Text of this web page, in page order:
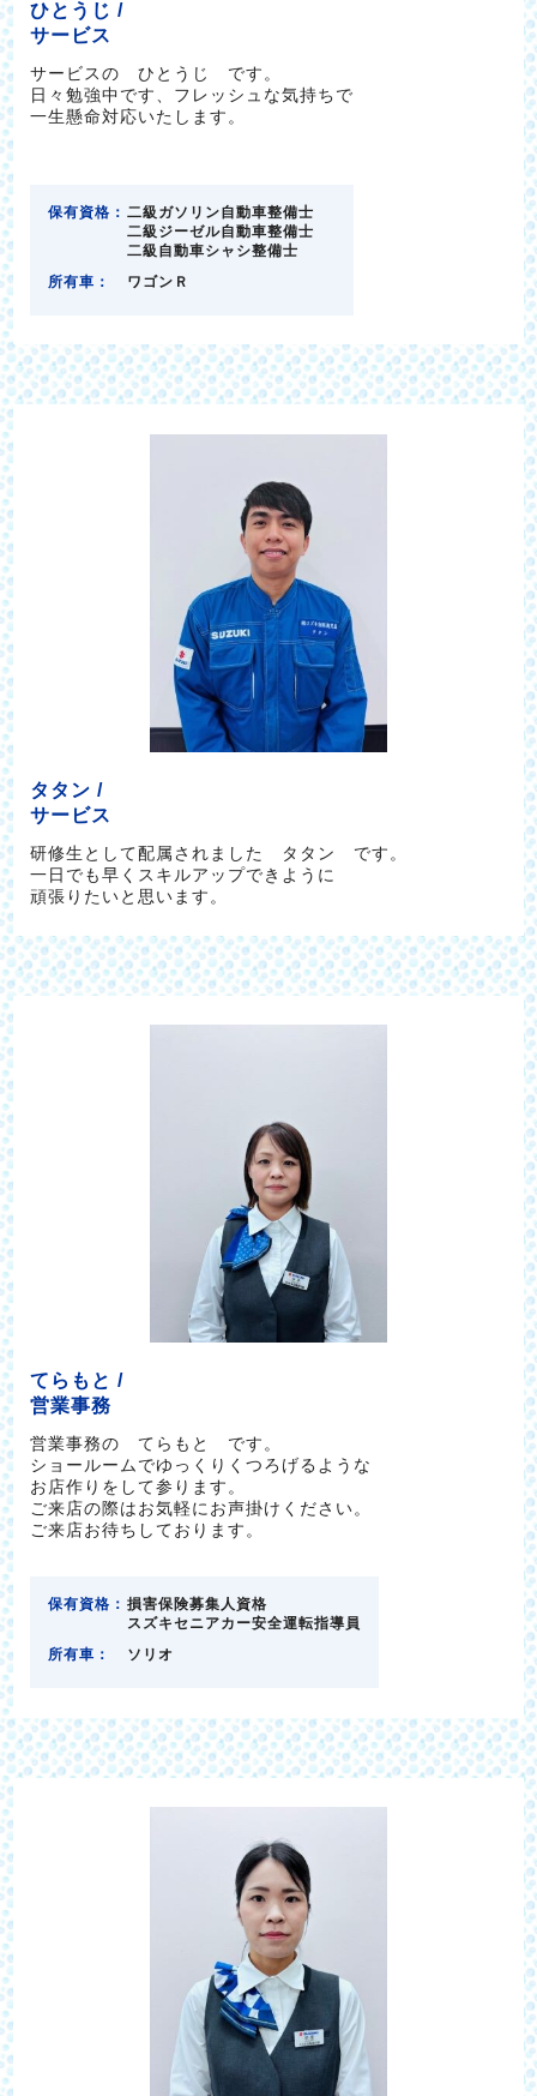
ひとうじ /
サービス
サービスの ひとうじ です。
日々勉強中です、フレッシュな気持ちで
一生懸命対応いたします。
保有資格： 二級ガソリン自動車整備士
二級ジーゼル自動車整備士
二級自動車シャシ整備士
所有車：
ワゴンＲ
タタン /
サービス
研修生として配属されました タタン です。
一日でも早くスキルアップできように
頑張りたいと思います。
てらもと /
営業事務
営業事務の てらもと です。
ショールームでゆっくりくつろげるような
お店作りをして参ります。
ご来店の際はお気軽にお声掛けください。
ご来店お待ちしております。
保有資格： 損害保険募集人資格
スズキセニアカー安全運転指導員
所有車：
ソリオ